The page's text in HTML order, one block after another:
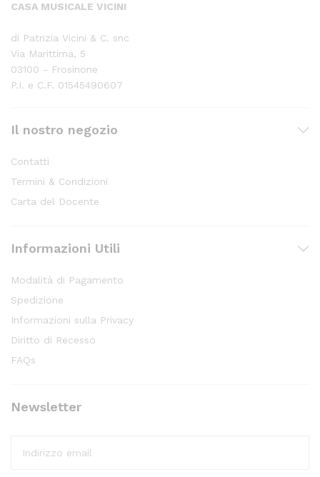
CASA MUSICALE VICINI
di Patrizia Vicini & C. snc
Via Marittima, 5
03100 - Frosinone
P.I. e C.F. 01545490607
Il nostro negozio
Contatti
Termini & Condizioni
Carta del Docente
Informazioni Utili
Modalità di Pagamento
Spedizione
Informazioni sulla Privacy
Diritto di Recesso
FAQs
Newsletter